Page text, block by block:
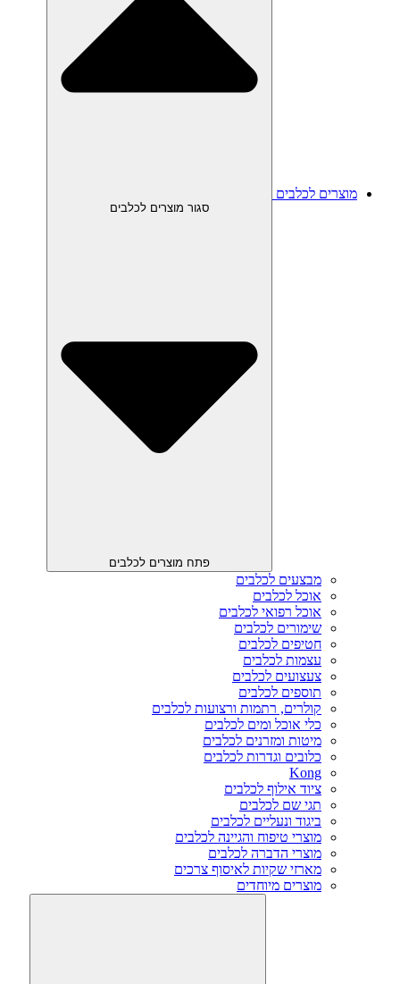
מוצרים לכלבים
סגור מוצרים לכלבים
פתח מוצרים לכלבים
מבצעים לכלבים
אוכל לכלבים
אוכל רפואי לכלבים
שימורים לכלבים
חטיפים לכלבים
עצמות לכלבים
צעצועים לכלבים
תוספים לכלבים
קולרים, רתמות ורצועות לכלבים
כלי אוכל ומים לכלבים
מיטות ומזרנים לכלבים
כלובים וגדרות לכלבים
Kong
ציוד אילוף לכלבים
תגי שם לכלבים
ביגוד ונעליים לכלבים
מוצרי טיפוח והגיינה לכלבים
מוצרי הדברה לכלבים
מארזי שקיות לאיסוף צרכים
מוצרים מיוחדים